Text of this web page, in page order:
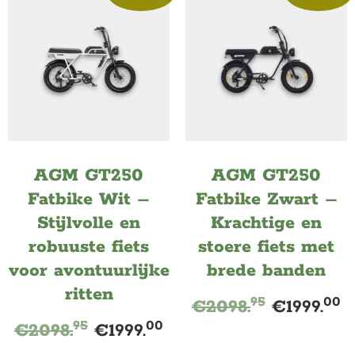
AGM GT250
Fatbike Wit –
Stijlvolle en
robuuste fiets
voor avontuurlijke
ritten
€2098.95 €1999.00
AGM GT250
Fatbike Zwart –
Krachtige en
stoere fiets met
brede banden
€2098.95 €1999.00